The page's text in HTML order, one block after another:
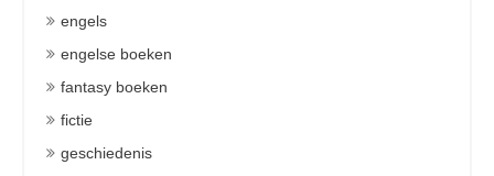
engels
engelse boeken
fantasy boeken
fictie
geschiedenis